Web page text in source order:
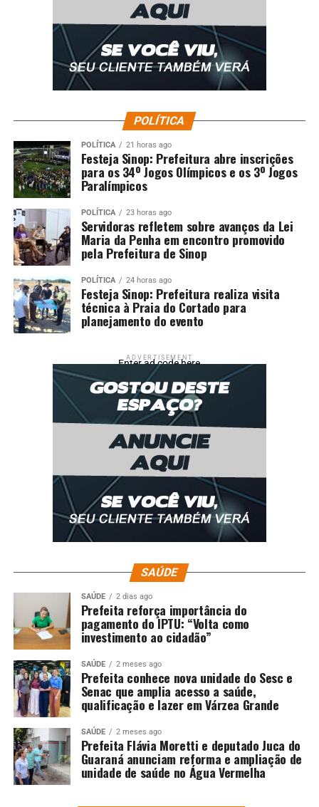
POLÍTICA
POLÍTICA 21 horas ago
Festeja Sinop: Prefeitura abre inscrições
para os 34º Jogos Olímpicos e os 3º Jogos
Paralímpicos
POLÍTICA 23 horas ago
Servidoras refletem sobre avanços da Lei
Maria da Penha em encontro promovido
pela Prefeitura de Sinop
POLÍTICA 24 horas ago
Festeja Sinop: Prefeitura realiza visita
técnica à Praia do Cortado para
planejamento do evento
ADVERTISEMENT
Enter ad code here
SAÚDE
SAÚDE 2 dias ago
Prefeita reforça importância do
pagamento do IPTU: “Volta como
investimento ao cidadão”
SAÚDE 2 meses ago
Prefeita conhece nova unidade do Sesc e
Senac que amplia acesso a saúde,
qualificação e lazer em Várzea Grande
SAÚDE 2 meses ago
Prefeita Flávia Moretti e deputado Juca do
Guaraná anunciam reforma e ampliação de
unidade de saúde no Água Vermelha